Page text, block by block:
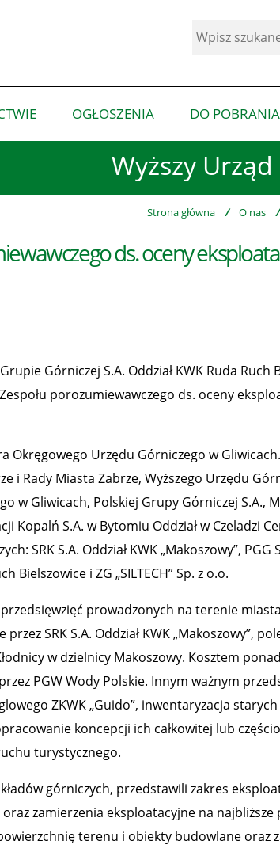
Wyższy
Wyszukaj
pokaż
podmenu
OGŁOSZENIA
pokaż
podmenu
dla
“Ogłoszenia”
DO POBRANIA
Strona główna / O nas /
ds. oceny
Górniczej S.A. Oddział KWK Ruda Ruch
porozumiewawczego ds. oceny
Okręgowego Urzędu Górniczego w
i Rady Miasta Zabrze, Wyższego Urzędu
w Gliwicach, Polskiej Grupy Górniczej S.A.,
Kopalń S.A. w Bytomiu Oddział w Czeladzi
SRK S.A. Oddział KWK „Makoszowy”, PGG
Bielszowice i ZG „SILTECH” Sp. z o.o.
prowadzonych na terenie
SRK S.A. Oddział KWK „Makoszowy”,
w dzielnicy Makoszowy. Kosztem
PGW Wody Polskie. Innym ważnym
ZKWK „Guido”, inwentaryzacja
koncepcji ich całkowitej lub
turystycznego.
górniczych, przedstawili zakres
zamierzenia eksploatacyjne na najbliższe
terenu i obiekty budowlane oraz